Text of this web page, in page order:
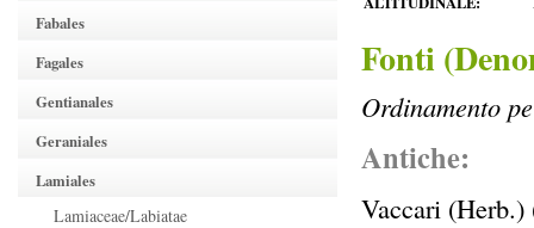
Fabales
Fagales
Gentianales
Geraniales
Lamiales
Lamiaceae/Labiatae
Fonti
Ordinamento
Antiche:
Vaccari (Herb.)